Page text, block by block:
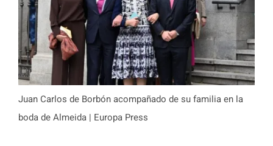
Juan Carlos de Borbón acompañado de su familia en la
boda de Almeida | Europa Press